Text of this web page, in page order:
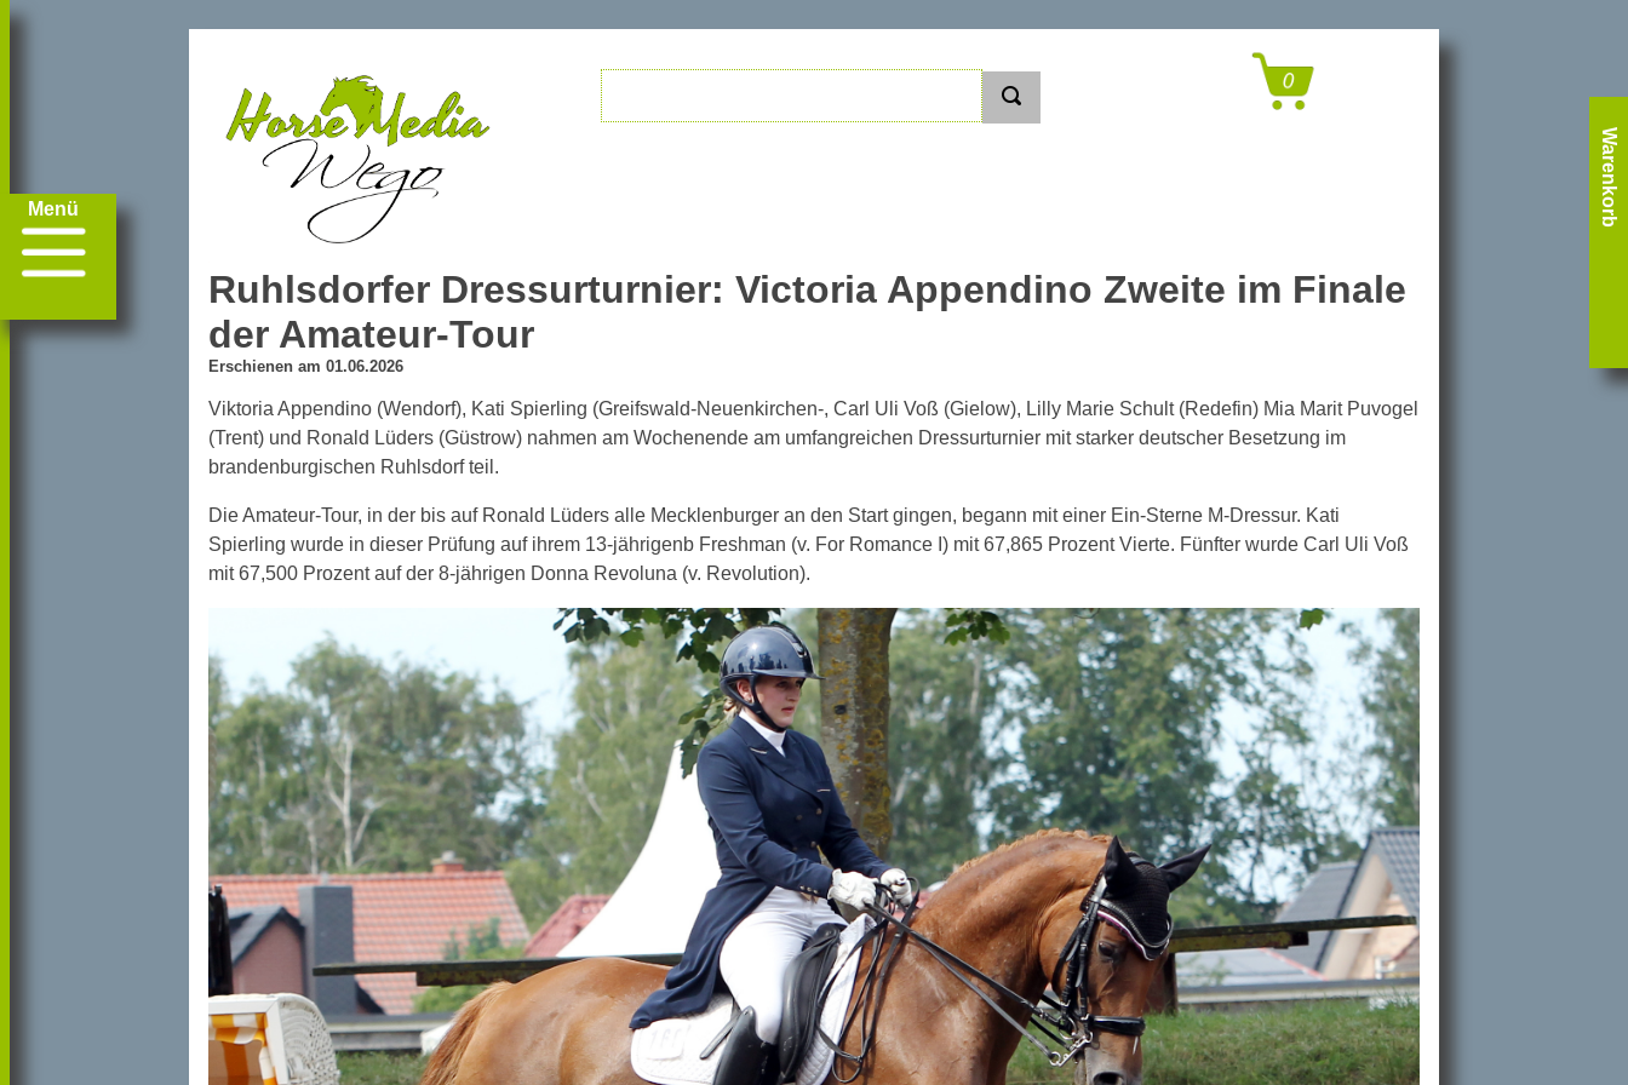
Ruhlsdorfer Dressurturnier: Victoria Appendino Zweite im Finale
der Amateur-Tour
Erschienen am 01.06.2026
Viktoria Appendino (Wendorf), Kati Spierling (Greifswald-Neuenkirchen-, Carl Uli Voß (Gielow), Lilly Marie Schult (Redefin) Mia Marit Puvogel
(Trent) und Ronald Lüders (Güstrow) nahmen am Wochenende am umfangreichen Dressurturnier mit starker deutscher Besetzung im
brandenburgischen Ruhlsdorf teil.
Die Amateur-Tour, in der bis auf Ronald Lüders alle Mecklenburger an den Start gingen, begann mit einer Ein-Sterne M-Dressur. Kati
Spierling wurde in dieser Prüfung auf ihrem 13-jährigenb Freshman (v. For Romance I) mit 67,865 Prozent Vierte. Fünfter wurde Carl Uli Voß
mit 67,500 Prozent auf der 8-jährigen Donna Revoluna (v. Revolution).
Menü Warenkorb